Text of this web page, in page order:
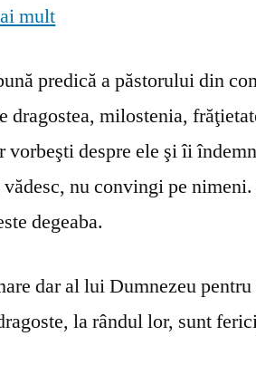
mult
predică a păstorului din
dragostea, milostenia,
vorbeşti despre ele şi îi
nu convingi pe
degeaba.
dar al lui Dumnezeu
la rândul lor, sunt